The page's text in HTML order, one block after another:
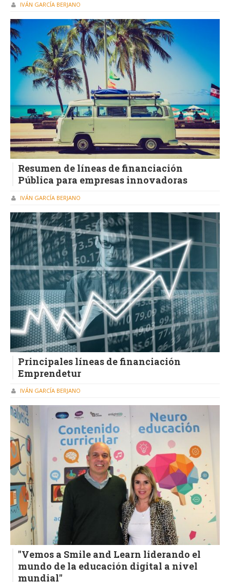
IVÁN GARCÍA BERJANO
Resumen de líneas de financiación
Pública para empresas innovadoras
IVÁN GARCÍA BERJANO
Principales líneas de financiación
Emprendetur
IVÁN GARCÍA BERJANO
"Vemos a Smile and Learn liderando el
mundo de la educación digital a nivel
mundial"